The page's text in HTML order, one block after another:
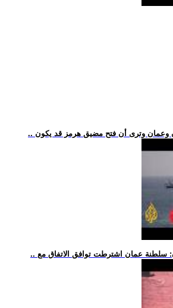
وعمان وترى أن فتح مضيق هرمز قد يكون
سلطنة عمان اشترطت توافق الاتفاق مع